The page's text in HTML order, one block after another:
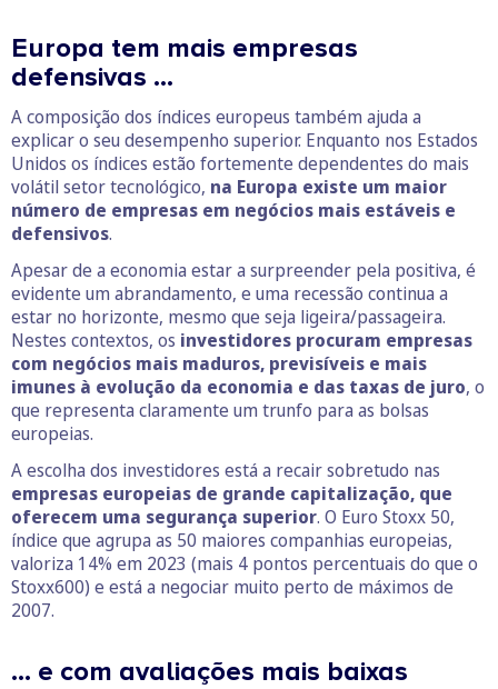
Europa tem mais empresas
defensivas …
A composição dos índices europeus também ajuda a
explicar o seu desempenho superior. Enquanto nos Estados
Unidos os índices estão fortemente dependentes do mais
volátil setor tecnológico, na Europa existe um maior
número de empresas em negócios mais estáveis e
defensivos.
Apesar de a economia estar a surpreender pela positiva, é
evidente um abrandamento, e uma recessão continua a
estar no horizonte, mesmo que seja ligeira/passageira.
Nestes contextos, os investidores procuram empresas
com negócios mais maduros, previsíveis e mais
imunes à evolução da economia e das taxas de juro, o
que representa claramente um trunfo para as bolsas
europeias.
A escolha dos investidores está a recair sobretudo nas
empresas europeias de grande capitalização, que
oferecem uma segurança superior. O Euro Stoxx 50,
índice que agrupa as 50 maiores companhias europeias,
valoriza 14% em 2023 (mais 4 pontos percentuais do que o
Stoxx600) e está a negociar muito perto de máximos de
2007.
… e com avaliações mais baixas